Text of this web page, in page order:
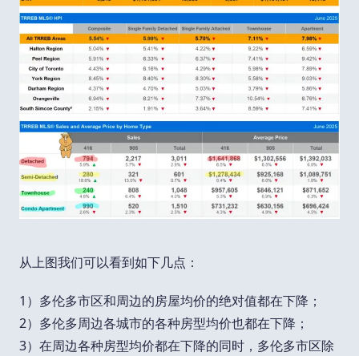
从上图我们可以看到如下几点：
1）多伦多市区和周边的房屋均价的绝对值都在下降；
2）多伦多周边各城市的各种房型均价也都在下降；
3）在周边各种房型均价都在下降的同时，多伦多市区除